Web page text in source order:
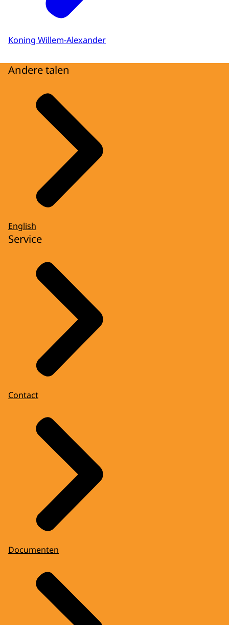
Koning Willem-Alexander
Andere talen
English
Service
Contact
Documenten